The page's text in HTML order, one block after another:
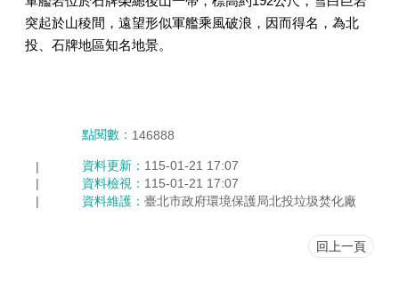
突起於山稜間，遠望形似軍艦乘風破浪，因而得名，為北
投、石牌地區知名地景。
點閱數： 146888
資料更新： 115-01-21 17:07
資料檢視： 115-01-21 17:07
資料維護： 臺北市政府環境保護局北投垃圾焚化廠
回上一頁